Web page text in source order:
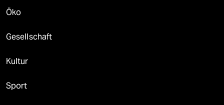
Öko
Gesellschaft
Kultur
Sport